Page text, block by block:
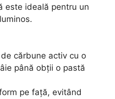
este ideală pentru un
cărbune activ cu o
până obții o pastă
pe față, evitând